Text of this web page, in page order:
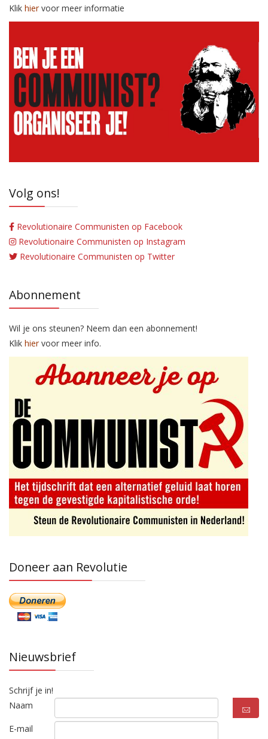
Klik hiervoor meer informatie
Volg ons!
Revolutionaire Communisten op Facebook
Revolutionaire Communisten op Instagram
Revolutionaire Communisten op Twitter
Abonnement
Wil je ons steunen? Neem dan een abonnement!
Klik hiervoor meer info.
Doneer aan Revolutie
Nieuwsbrief
Schrijf je in!
Naam
E-mail